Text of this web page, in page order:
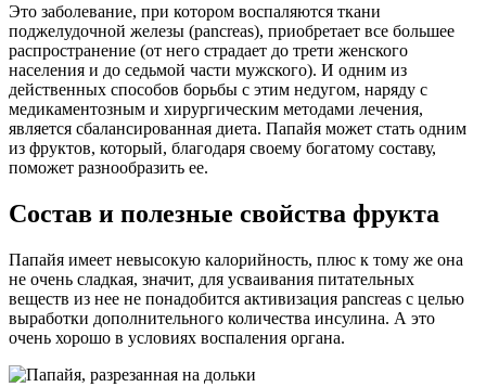
Это заболевание, при котором воспаляются ткани
поджелудочной железы (pancreas), приобретает все большее
распространение (от него страдает до трети женского
населения и до седьмой части мужского). И одним из
действенных способов борьбы с этим недугом, наряду с
медикаментозным и хирургическим методами лечения,
является сбалансированная диета. Папайя может стать одним
из фруктов, который, благодаря своему богатому составу,
поможет разнообразить ее.
Состав и полезные свойства фрукта
Папайя имеет невысокую калорийность, плюс к тому же она
не очень сладкая, значит, для усваивания питательных
веществ из нее не понадобится активизация pancreas с целью
выработки дополнительного количества инсулина. А это
очень хорошо в условиях воспаления органа.